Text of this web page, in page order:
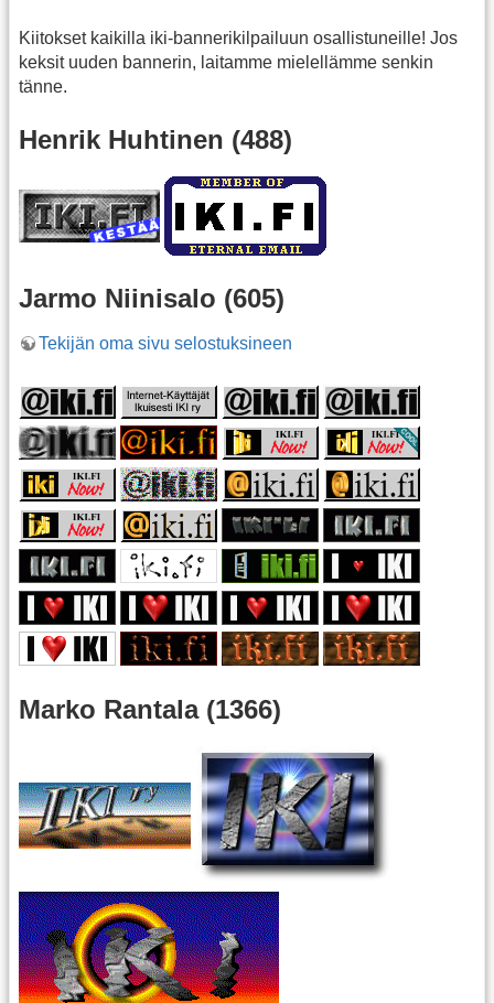
Kiitokset kaikilla iki-bannerikilpailuun osallistuneille! Jos
keksit uuden bannerin, laitamme mielellämme senkin
tänne.
Henrik Huhtinen (488)
Jarmo Niinisalo (605)
Tekijän oma sivu selostuksineen
Marko Rantala (1366)